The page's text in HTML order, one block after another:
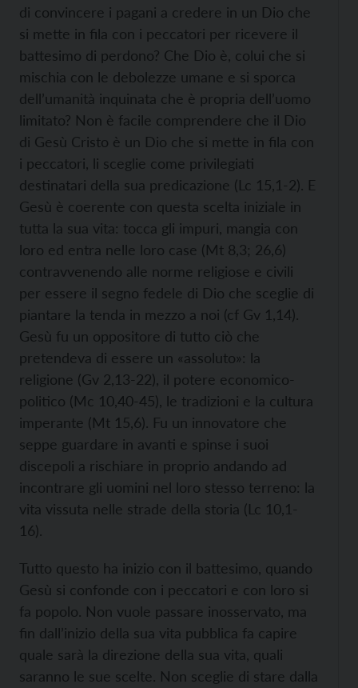
di convincere i pagani a credere in un Dio che
si mette in fila con i peccatori per ricevere il
battesimo di perdono? Che Dio è, colui che si
mischia con le debolezze umane e si sporca
dell’umanità inquinata che è propria dell’uomo
limitato? Non è facile comprendere che il Dio
di Gesù Cristo è un Dio che si mette in fila con
i peccatori, li sceglie come privilegiati
destinatari della sua predicazione (Lc 15,1-2). E
Gesù è coerente con questa scelta iniziale in
tutta la sua vita: tocca gli impuri, mangia con
loro ed entra nelle loro case (Mt 8,3; 26,6)
contravvenendo alle norme religiose e civili
per essere il segno fedele di Dio che sceglie di
piantare la tenda in mezzo a noi (cf Gv 1,14).
Gesù fu un oppositore di tutto ciò che
pretendeva di essere un «assoluto»: la
religione (Gv 2,13-22), il potere economico-
politico (Mc 10,40-45), le tradizioni e la cultura
imperante (Mt 15,6). Fu un innovatore che
seppe guardare in avanti e spinse i suoi
discepoli a rischiare in proprio andando ad
incontrare gli uomini nel loro stesso terreno: la
vita vissuta nelle strade della storia (Lc 10,1-
16).
Tutto questo ha inizio con il battesimo, quando
Gesù si confonde con i peccatori e con loro si
fa popolo. Non vuole passare inosservato, ma
fin dall’inizio della sua vita pubblica fa capire
quale sarà la direzione della sua vita, quali
saranno le sue scelte. Non sceglie di stare dalla